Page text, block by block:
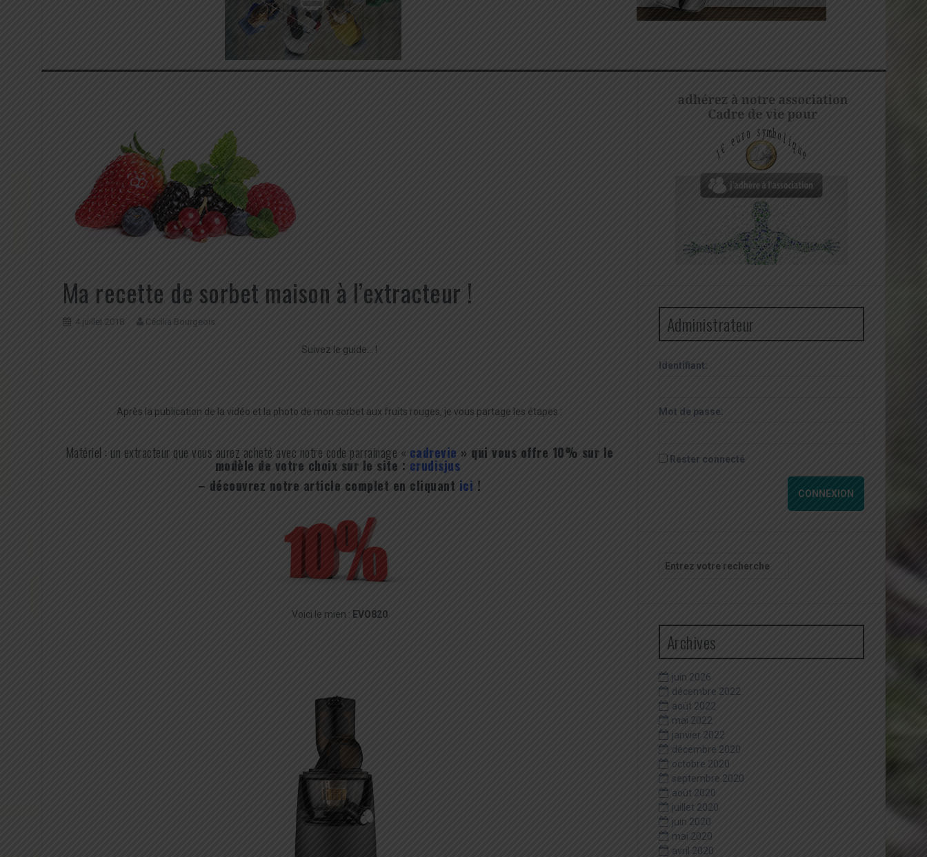
Ma recette de sorbet maison à l’extracteur !
4 juillet 2018 Cécilia Bourgeois
Suivez le guide… !
Après la publication de la vidéo et la photo de mon sorbet aux fruits rouges, je vous partage les étapes :
Matériel : un extracteur que vous aurez acheté avec notre code parrainage « cadrevie » qui vous offre 10% sur le
modèle de votre choix sur le site : crudisjus
– découvrez notre article complet en cliquant ici !
Voici le mien : EVO820
Administrateur
Identifiant:
Mot de passe:
Rester connecté
CONNEXION
pour
Archives
juin 2026
décembre 2022
août 2022
mai 2022
janvier 2022
décembre 2020
octobre 2020
septembre 2020
août 2020
juillet 2020
juin 2020
mai 2020
avril 2020